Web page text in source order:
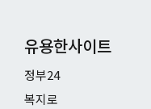
유용한사이트
정부24
복지로